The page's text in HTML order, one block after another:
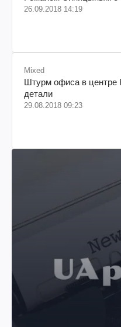
26.09.2018 14:19
Mixed
Штурм офиса в центре
детали
29.08.2018 09:23